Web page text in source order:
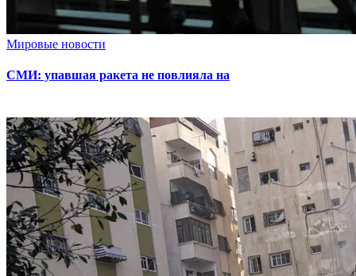
Мировые новости
СМИ: упавшая ракета не повлияла на